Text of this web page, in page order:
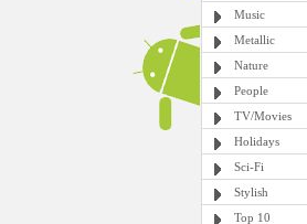
Music
Metallic
Nature
People
TV/Movies
Holidays
Sci-Fi
Stylish
Top 10